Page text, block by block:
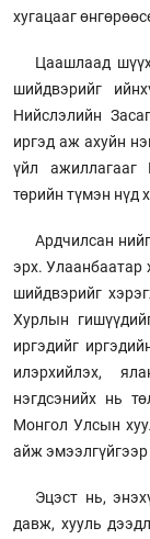
хугацааг
Цаашлаад
шийдвэрийг
Нийслэлийн
иргэд аж ахуйн
үйл ажиллагааг
төрийн түмэн нүд
Ардчилсан
эрх. Улаанбаатар
шийдвэрийг
Хурлын
иргэдийг
илэрхийлэх,
нэгдсэнийх нь
Монгол Улсын
айж
Эцэст нь,
давж, хууль